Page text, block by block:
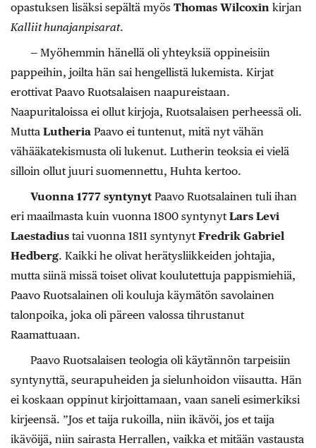
opastuksen lisäksi sepältä myös Thomas Wilcoxin kirjan
Kalliit hunajanpisarat.
— Myöhemmin hänellä oli yhteyksiä oppineisiin
pappeihin, joilta hän sai hengellistä lukemista. Kirjat
erottivat Paavo Ruotsalaisen naapureistaan.
Naapuritaloissa ei ollut kirjoja, Ruotsalaisen perheessä oli.
Mutta Lutheria Paavo ei tuntenut, mitä nyt vähän
vähääkatekismusta oli lukenut. Lutherin teoksia ei vielä
silloin ollut juuri suomennettu, Huhta kertoo.
Vuonna 1777 syntynyt Paavo Ruotsalainen tuli ihan
eri maailmasta kuin vuonna 1800 syntynyt Lars Levi
Laestadius tai vuonna 1811 syntynyt Fredrik Gabriel
Hedberg. Kaikki he olivat herätysliikkeiden johtajia,
mutta siinä missä toiset olivat koulutettuja pappismiehiä,
Paavo Ruotsalainen oli kouluja käymätön savolainen
talonpoika, joka oli päreen valossa tihrustanut
Raamattuaan.
Paavo Ruotsalaisen teologia oli käytännön tarpeisiin
syntynyttä, seurapuheiden ja sielunhoidon viisautta. Hän
ei koskaan oppinut kirjoittamaan, vaan saneli esimerkiksi
kirjeensä. ”Jos et taija rukoilla, niin ikävöi, jos et taija
ikävöijä, niin sairasta Herrallen, vaikka et mitään vastausta